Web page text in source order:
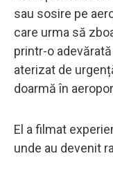
sau sosire pe
care urma să
printr-o
aterizat de
doarmă în
El a filmat
unde au devenit